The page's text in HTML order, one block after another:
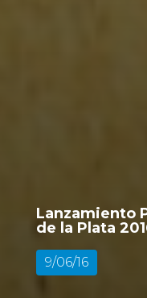
Lanzamiento
de la Plata
9/06/16